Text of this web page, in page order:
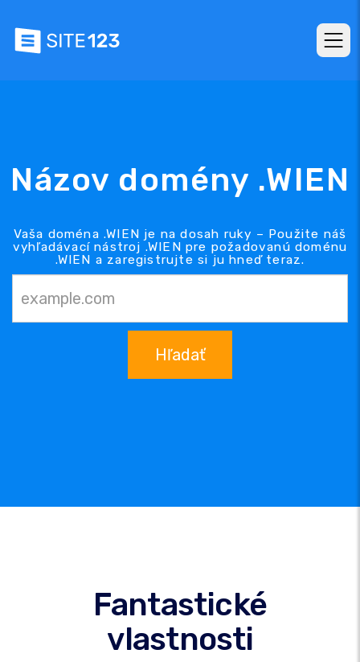
Názov domény .WIEN
Vaša doména .WIEN je na dosah ruky – Použite náš
vyhľadávací nástroj .WIEN pre požadovanú doménu
.WIEN a zaregistrujte si ju hneď teraz.
Hľadať
Fantastické
vlastnosti